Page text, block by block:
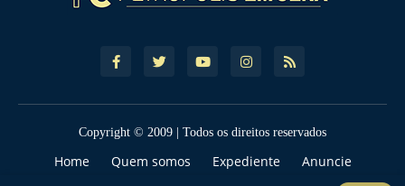
Copyright © 2009 | Todos os direitos reservados
Home Quem somos Expediente
Anuncie
Termos de Uso